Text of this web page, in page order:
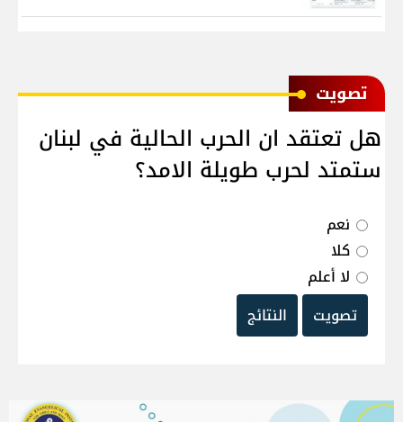
ﺗﺼﻮﻳﺖ
هل تعتقد ان الحرب الحالية في لبنان
ستمتد لحرب طويلة الامد؟
نعم
كلا
لا أعلم
تصويت
النتائج